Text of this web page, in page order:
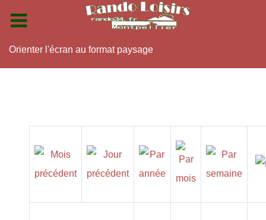
Orienter l'écran au format paysage